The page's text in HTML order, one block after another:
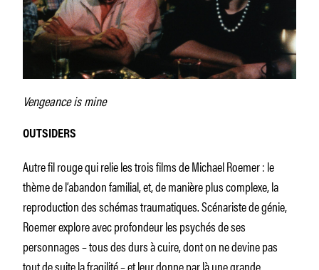
Vengeance is mine
OUTSIDERS
Autre fil rouge qui relie les trois films de Michael Roemer : le
thème de l’abandon familial, et, de manière plus complexe, la
reproduction des schémas traumatiques. Scénariste de génie,
Roemer explore avec profondeur les psychés de ses
personnages – tous des durs à cuire, dont on ne devine pas
tout de suite la fragilité – et leur donne par là une grande